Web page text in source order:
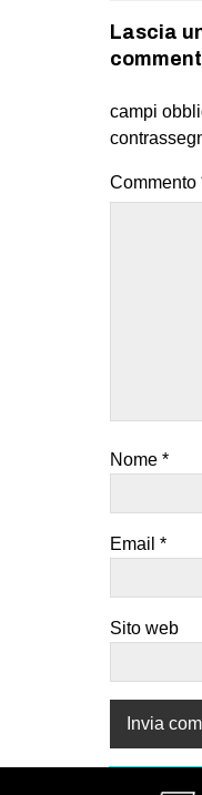
Lascia
campi
Commento
Nome *
Email *
Sito web